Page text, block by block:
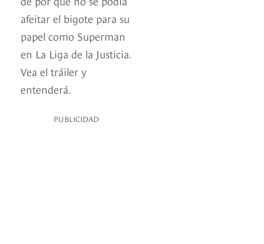
afeitar el bigote para su
papel como Superman
en La Liga de la Justicia.
Vea el tráiler y
entenderá.
PUBLICIDAD